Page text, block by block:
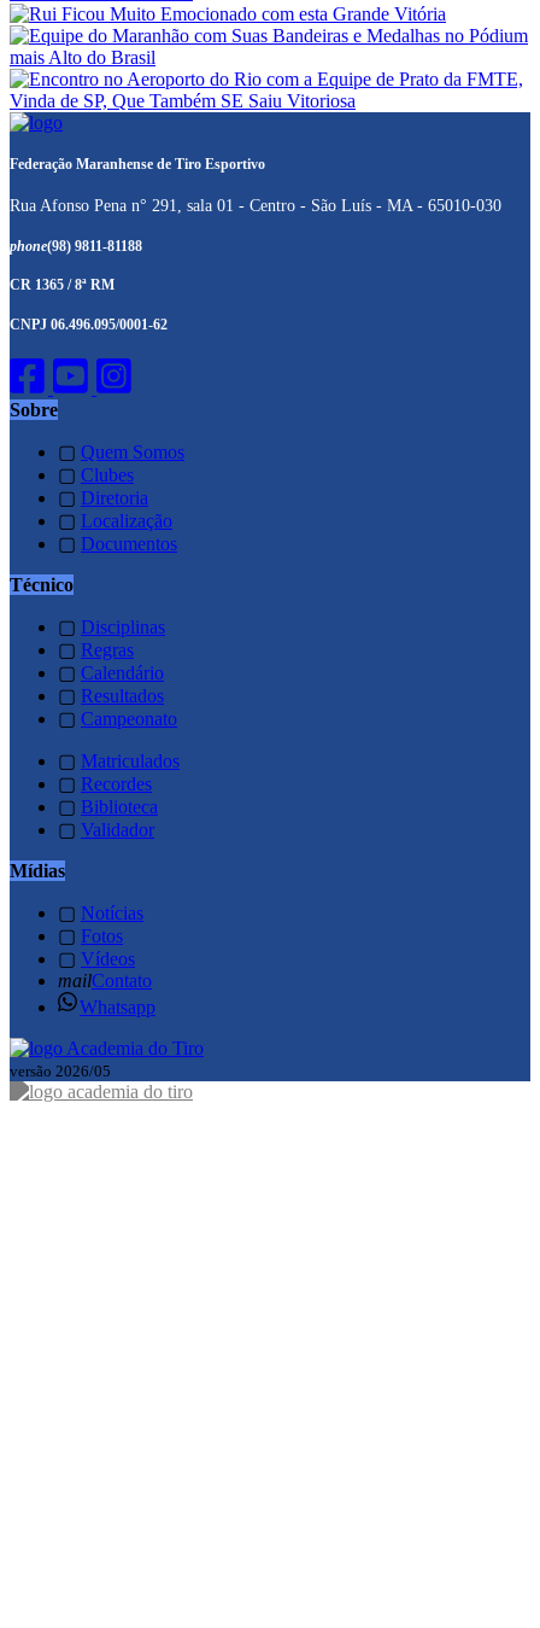
Federação Maranhense de Tiro Esportivo
Rua Afonso Pena n° 291, sala 01 - Centro - São Luís - MA - 65010-030
phone(98) 9811-81188
CR 1365 / 8ª RM
CNPJ 06.496.095/0001-62
Sobre
▢ Quem Somos
▢ Clubes
▢ Diretoria
▢ Localização
▢ Documentos
Técnico
▢ Disciplinas
▢ Regras
▢ Calendário
▢ Resultados
▢ Campeonato
▢ Matriculados
▢ Recordes
▢ Biblioteca
▢ Validador
Mídias
▢ Notícias
▢ Fotos
▢ Vídeos
mailContato
Whatsapp
versão 2026/05